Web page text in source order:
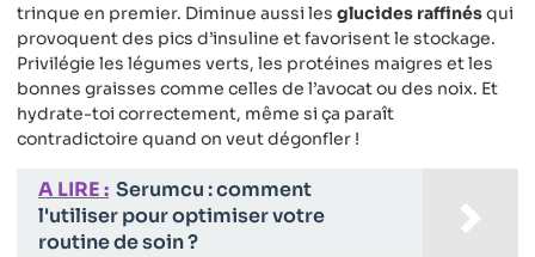
trinque en premier. Diminue aussi les glucides raffinésqui
provoquent des pics d’insuline et favorisent le stockage.
Privilégie les légumes verts, les protéines maigres et les
bonnes graisses comme celles de l’avocat ou des noix. Et
hydrate-toi correctement, même si ça paraît
contradictoire quand on veut dégonfler !
A LIRE : Serumcu : comment
l'utiliser pour optimiser votre
routine de soin ?